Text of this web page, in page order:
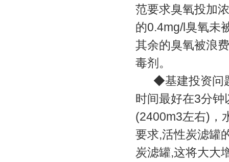
范要求臭氧投加
的0.4mg/l臭氧未
其余的臭氧被浪
毒剂。
◆基建投资问题
时间最好在3分
(2400m3左右)，
要求,活性炭滤罐
炭滤罐,这将大大